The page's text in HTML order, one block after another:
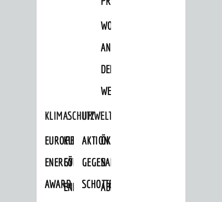
WOHNBEBAUUNG
AN
DER
WEINBERGSTRASSE
KLIMASCHUTZ
EUROPEAN
ENERGY
AWARD
KLIMASCHUTZ-
FÖRDERPROGRAMME
ENERGIEBERATUNG
UMWELTSCHUTZ
AKTION
GEGEN
SCHOTTERGÄRTEN
ÖKOLOGISCHE
SANIERUNG/WAIDSEE
ABFALL